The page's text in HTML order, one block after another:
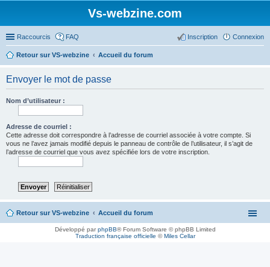
Vs-webzine.com
Raccourcis FAQ Connexion
Inscription
Retour sur VS-webzine Accueil du forum
Envoyer le mot de passe
Nom d’utilisateur :
Adresse de courriel :
Cette adresse doit correspondre à l’adresse de courriel associée à votre compte. Si
vous ne l’avez jamais modifié depuis le panneau de contrôle de l’utilisateur, il s’agit de
l’adresse de courriel que vous avez spécifiée lors de votre inscription.
Retour sur VS-webzine Accueil du forum
Développé parphpBB® Forum Software © phpBB Limited
Traduction française officielle ©Miles Cellar